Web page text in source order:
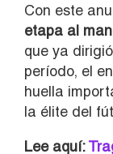
Con este
etapa al
que ya
período, el
huella
la élite del
Lee aquí: